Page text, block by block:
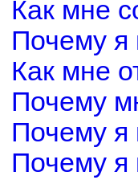
Как мне
Почему я
Как мне
Почему
Почему я
Почему я